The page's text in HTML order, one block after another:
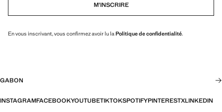
M’INSCRIRE
En vous inscrivant, vous confirmez avoir lu la Politique de confidentialité.
GABON
INSTAGRAMFACEBOOKYOUTUBETIKTOKSPOTIFYPINTERESTXLINKEDIN